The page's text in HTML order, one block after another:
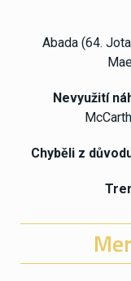
Abada (64.
Nevyužití
Chyběli z